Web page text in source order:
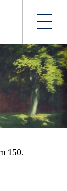
150.